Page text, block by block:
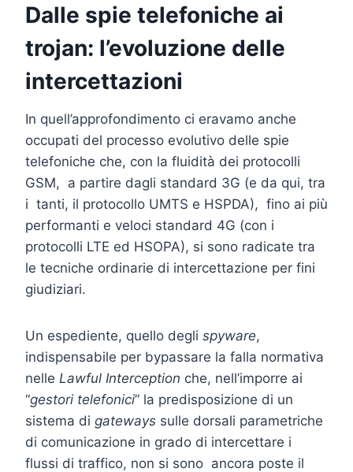
Dalle spie telefoniche ai
trojan: l’evoluzione delle
intercettazioni
In quell’approfondimento ci eravamo anche
occupati del processo evolutivo delle spie
telefoniche che, con la fluidità dei protocolli
GSM, a partire dagli standard 3G (e da qui, tra
i tanti, il protocollo UMTS e HSPDA), fino ai più
performanti e veloci standard 4G (con i
protocolli LTE ed HSOPA), si sono radicate tra
le tecniche ordinarie di intercettazione per fini
giudiziari.
Un espediente, quello degli spyware,
indispensabile per bypassare la falla normativa
nelle Lawful Interception che, nell’imporre ai
“gestori telefonici” la predisposizione di un
sistema di gateways sulle dorsali parametriche
di comunicazione in grado di intercettare i
flussi di traffico, non si sono ancora poste il